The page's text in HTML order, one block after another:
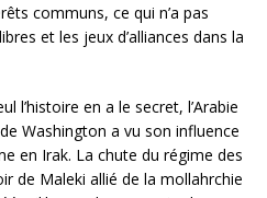
communs, ce qui n’a pas
et les jeux d’alliances dans la
l’histoire en a le secret, l’Arabie
Washington a vu son influence
en Irak. La chute du régime des
de Maleki allié de la mollahrchie